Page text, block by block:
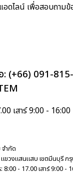
ดไลน์ เพื่อสอบถามข้
: (+66) 091-
เสาร์ 9:00 - 16:00
ำกัด
ขวงแสนแสบ เขตมีนบุรี ก
- 17.00 เสาร์ 9:00 -